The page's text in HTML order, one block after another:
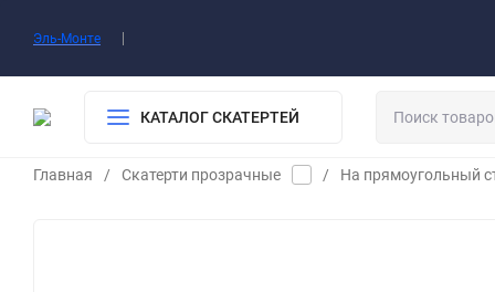
Эль-Монте
КАТАЛОГ СКАТЕРТЕЙ
Главная / Скатерти прозрачные / На прямоугольный